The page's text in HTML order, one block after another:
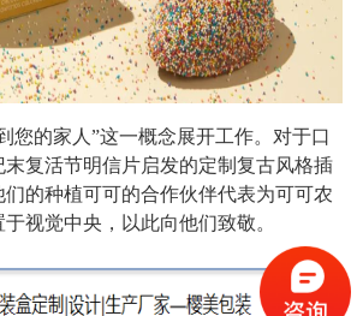
您的家人”这一概念展开工作。对于口
末复活节明信片启发的定制复古风格插
的种植可可的合作伙伴代表为可可农
视觉中央，以此向他们致敬。